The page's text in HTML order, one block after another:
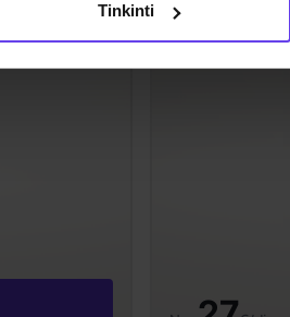
Tinkinti